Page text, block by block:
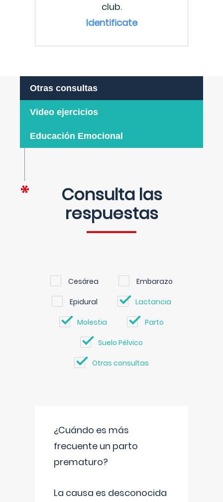
club.
Identificate
Otras consultas
Video ejercicios
Educación Emocional
Consulta las
respuestas
Cesárea Embarazo
Epidural Lactancia
Molestia Parto
Suelo Pélvico
Otras consultas
¿Cuándo es más
frecuente un parto
prematuro?
La causa es desconocida